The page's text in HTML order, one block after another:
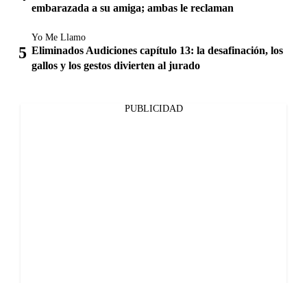
embarazada a su amiga; ambas le reclaman
Yo Me Llamo
Eliminados Audiciones capítulo 13: la desafinación, los
gallos y los gestos divierten al jurado
PUBLICIDAD